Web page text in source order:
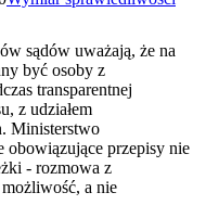
sądów uważają, że na
być osoby z
transparentnej
z udziałem
Ministerstwo
obowiązujące przepisy nie
- rozmowa z
a nie